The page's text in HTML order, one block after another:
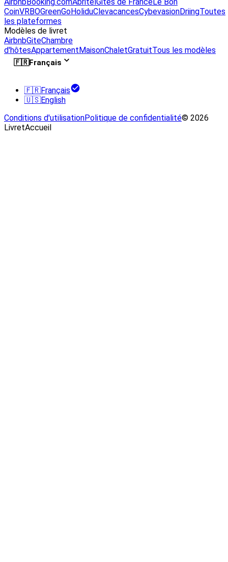
AirbnbBooking.comAbritel Gites de FranceLe Bon
CoinVRBOGreenGoHoliduClevacancesCybevasionDriingToutes
les plateformes
Modèles de livret
AirbnbGiteChambre
d'hôtesAppartement MaisonChaletGratuitTous les modèles
🇫🇷Français
🇫🇷Français
🇺🇸English
Conditions d'utilisationPolitique de confidentialité© 2026
LivretAccueil